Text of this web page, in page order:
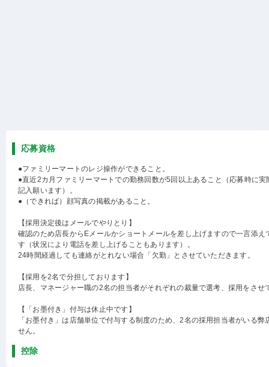
応募資格
●ファミリーマートのレジ操作ができること。
●直近2カ月ファミリーマートでの勤務回数が5回以上あること（応募時に
記入願います）。
●（できれば）顔写真の掲載があること。
【採用決定後はメールでやりとり】
確認のため店長からEメールかショートメールを差し上げますので一言添え
す（状況により電話を差し上げることもあります）。
24時間経過しても連絡がとれない場合「欠勤」とさせていただきます。
【採用を2名で分担しております】
店長、マネージャー職の2名の担当者がそれぞれの裁量で選考、採用をさせ
【「お墨付き」付与は休止中です】
「お墨付き」は店舗単位で付与する制度のため、2名の採用担当者がいる弊
せん。
控除